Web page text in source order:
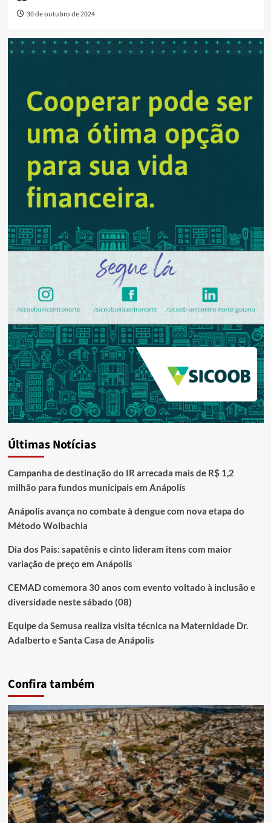
30 de outubro de 2024
Últimas Notícias
Campanha de destinação do IR arrecada mais de R$ 1,2
milhão para fundos municipais em Anápolis
Anápolis avança no combate à dengue com nova etapa do
Método Wolbachia
Dia dos Pais: sapatênis e cinto lideram itens com maior
variação de preço em Anápolis
CEMAD comemora 30 anos com evento voltado à inclusão e
diversidade neste sábado (08)
Equipe da Semusa realiza visita técnica na Maternidade Dr.
Adalberto e Santa Casa de Anápolis
Confira também